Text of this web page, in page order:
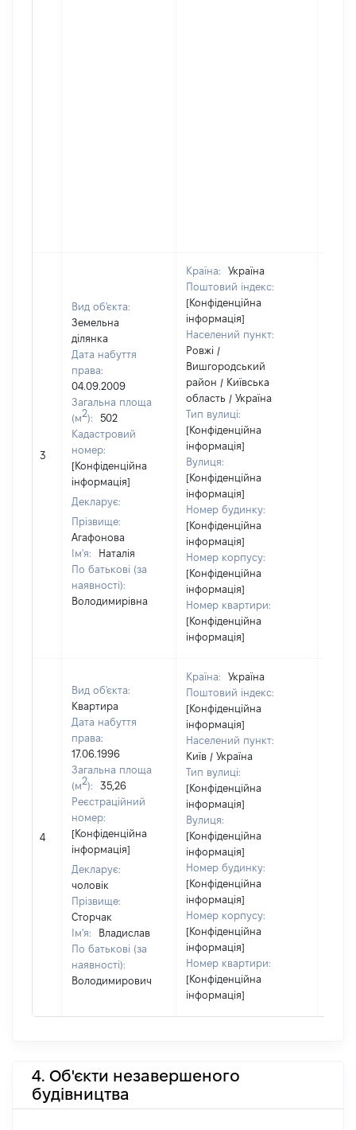
3
Вид об'єкта:
Земельна
ділянка
Дата набуття
права:
04.09.2009
Загальна площа
(м2):
502
Кадастровий
номер:
[Конфіденційна
інформація]
Декларує:
Прізвище:
Агафонова
Ім'я:
Наталія
По батькові (за
наявності):
Володимирівна
Країна:
Україна
Поштовий індекс:
[Конфіденційна
інформація]
Населений пункт:
Ровжі /
Вишгородський
район / Київська
область / Україна
Тип вулиці:
[Конфіденційна
інформація]
Вулиця:
[Конфіденційна
інформація]
Номер будинку:
[Конфіденційна
інформація]
Номер корпусу:
[Конфіденційна
інформація]
Номер квартири:
[Конфіденційна
інформація]
4
Вид об'єкта:
Квартира
Дата набуття
права:
17.06.1996
Загальна площа
(м2):
35,26
Реєстраційний
номер:
[Конфіденційна
інформація]
Декларує:
чоловік
Прізвище:
Сторчак
Ім'я:
Владислав
По батькові (за
наявності):
Володимирович
Країна:
Україна
Поштовий індекс:
[Конфіденційна
інформація]
Населений пункт:
Київ / Україна
Тип вулиці:
[Конфіденційна
інформація]
Вулиця:
[Конфіденційна
інформація]
Номер будинку:
[Конфіденційна
інформація]
Номер корпусу:
[Конфіденційна
інформація]
Номер квартири:
[Конфіденційна
інформація]
4. Об'єкти незавершеного
будівництва